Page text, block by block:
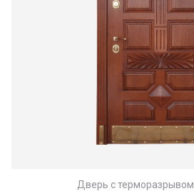
Дверь с терморазрывом